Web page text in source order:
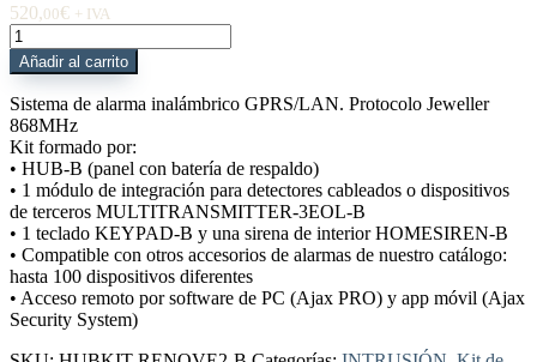
520,00€ + IVA
HUBKIT-
RENOVE2-
B
Kit
HUB
+
Multitransmitter
+
Teclado
Negro
cantidad
Añadir al carrito
Sistema de alarma inalámbrico GPRS/LAN. Protocolo Jeweller
868MHz
Kit formado por:
• HUB-B (panel con batería de respaldo)
• 1 módulo de integración para detectores cableados o dispositivos
de terceros MULTITRANSMITTER-3EOL-B
• 1 teclado KEYPAD-B y una sirena de interior HOMESIREN-B
• Compatible con otros accesorios de alarmas de nuestro catálogo:
hasta 100 dispositivos diferentes
• Acceso remoto por software de PC (Ajax PRO) y app móvil (Ajax
Security System)